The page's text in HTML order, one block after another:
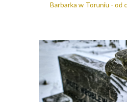
Barbarka w Toruniu - od